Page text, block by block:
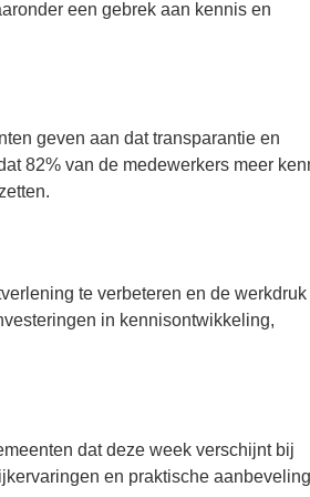
een gebrek aan kennis en
geven aan dat transparantie en
82% van de medewerkers meer
te verbeteren en de werkdruk
in kennisontwikkeling,
dat deze week verschijnt bij
en praktische